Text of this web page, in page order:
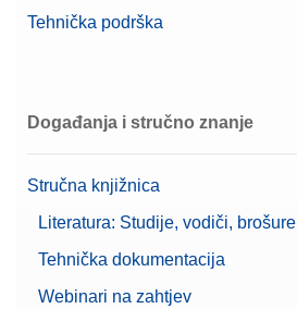
Tehnička podrška
Događanja i stručno znanje
Stručna knjižnica
Literatura: Studije, vodiči, brošure
Tehnička dokumentacija
Webinari na zahtjev